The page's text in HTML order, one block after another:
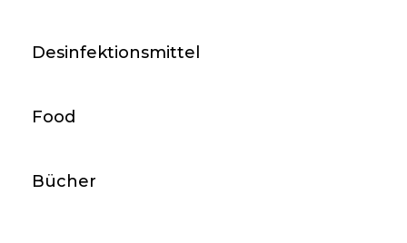
Desinfektionsmittel
Food
Bücher